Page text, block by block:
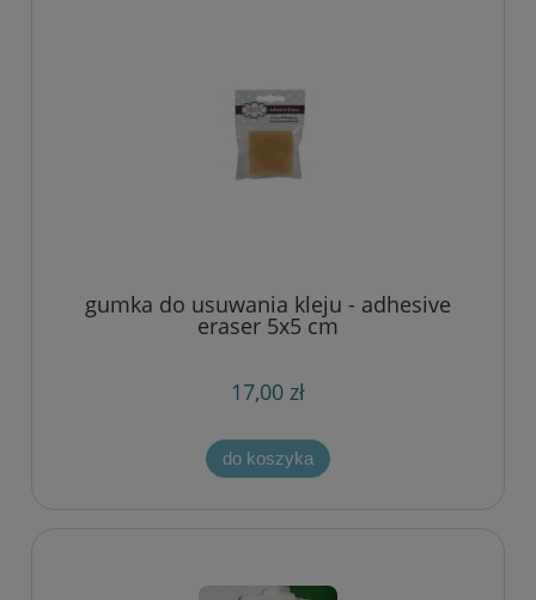
gumka do usuwania kleju - adhesive
eraser 5x5 cm
17,00 zł
do koszyka